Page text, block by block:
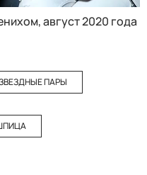
август 2020 года
ПАРЫ